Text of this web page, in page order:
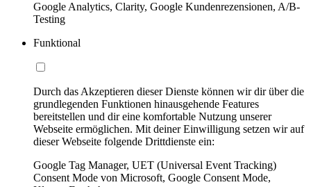
Google Analytics, Clarity, Google Kundenrezensionen, A/B-
Testing
Funktional
Durch das Akzeptieren dieser Dienste können wir dir über die
grundlegenden Funktionen hinausgehende Features
bereitstellen und dir eine komfortable Nutzung unserer
Webseite ermöglichen. Mit deiner Einwilligung setzen wir auf
dieser Webseite folgende Drittdienste ein:
Google Tag Manager, UET (Universal Event Tracking)
Consent Mode von Microsoft, Google Consent Mode,